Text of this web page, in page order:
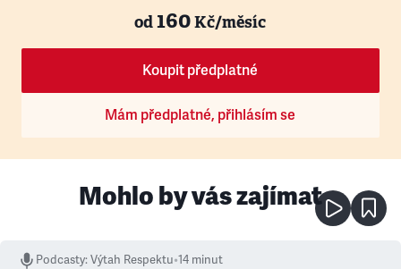
od160Kč/měsíc
Koupit předplatné
Mám předplatné, přihlásím se
Mohlo by vás zajímat
Podcasty:Výtah Respektu•14 minut